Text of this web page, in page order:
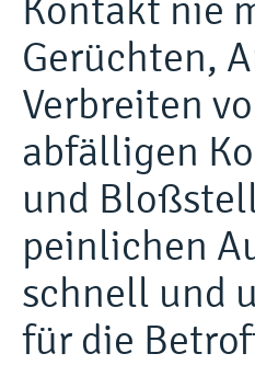
Kontakt nie
Gerüchten,
Verbreiten
abfälligen
und
peinlichen
schnell und
für die